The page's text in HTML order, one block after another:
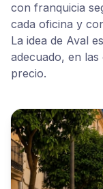
con franquicia
cada oficina y
La idea de Aval
adecuado, en
precio.